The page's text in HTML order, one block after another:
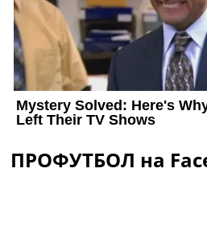
ПРОФУТБОЛ на